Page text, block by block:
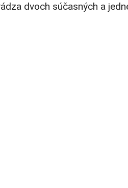
dvoch súčasných a